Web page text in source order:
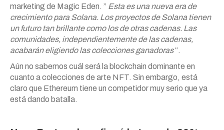
marketing de Magic Eden. ” Esta es una nueva era de
crecimiento para Solana. Los proyectos de Solana tienen
un futuro tan brillante como los de otras cadenas. Las
comunidades, independientemente de las cadenas,
acabarán eligiendo las colecciones ganadoras“.
Aún no sabemos cuál será la blockchain dominante en
cuanto a colecciones de arte NFT. Sin embargo, está
claro que Ethereum tiene un competidor muy serio que ya
está dando batalla.